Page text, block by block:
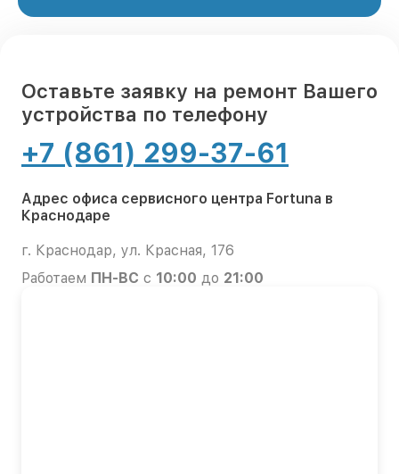
Оставьте заявку на ремонт Вашего
устройства по телефону
+7 (861) 299-37-61
Адрес офиса сервисного центра Fortuna в
Краснодаре
г. Краснодар, ул. Красная, 176
Работаем ПН-ВС с 10:00 до 21:00